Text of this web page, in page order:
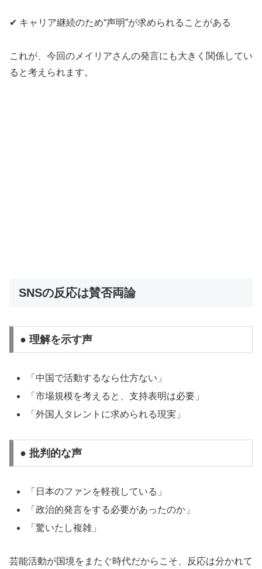
✔ キャリア継続のため“声明”が求められることがある
これが、今回のメイリアさんの発言にも大きく関係してい
ると考えられます。
SNSの反応は賛否両論
● 理解を示す声
「中国で活動するなら仕方ない」
「市場規模を考えると、支持表明は必要」
「外国人タレントに求められる現実」
● 批判的な声
「日本のファンを軽視している」
「政治的発言をする必要があったのか」
「驚いたし複雑」
芸能活動が国境をまたぐ時代だからこそ、反応は分かれて